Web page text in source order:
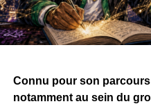
Connu pour son
notamment au sein du